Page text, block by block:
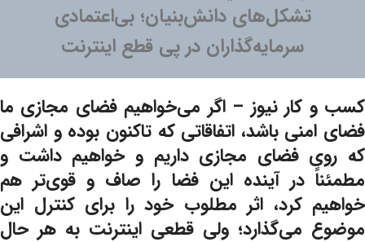
تشکل‌های دانش‌بنیان؛ بی‌اعتمادی
سرمایه‌گذاران در پی قطع اینترنت
کسب و کار نیوز – اگر می‌خواهیم فضای مجازی ما
فضای امنی باشد، اتفاقاتی که تاکنون بوده و اشرافی
که روی فضای مجازی داریم و خواهیم داشت و
مطمئناً در آینده این فضا را صاف و قوی‌تر هم
خواهیم کرد، اثر مطلوب خود را برای کنترل این
موضوع می‌گذارد؛ ولی قطعی اینترنت به هر حال